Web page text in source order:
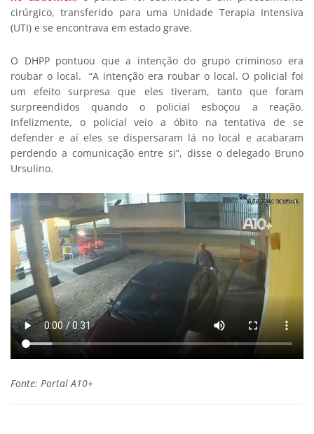
cirúrgico, transferido para uma Unidade Terapia Intensiva
(UTI) e se encontrava em estado grave.
O DHPP pontuou que a intenção do grupo criminoso era
roubar o local. “A intenção era roubar o local. O policial foi
um efeito surpresa que eles tiveram, tanto que foram
surpreendidos quando o policial esboçou a reação.
Infelizmente, o policial veio a óbito na tentativa de se
defender e aí eles se dispersaram lá no local e acabaram
perdendo a comunicação entre si”, disse o delegado Bruno
Ursulino.
Fonte: Portal A10+